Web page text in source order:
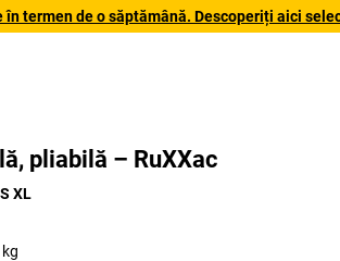
termen de o săptămână. Descoperiți aici
pliabilă – RuXXac
XL